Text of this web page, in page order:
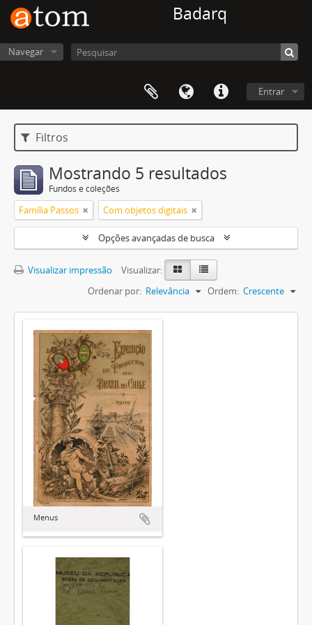
Badarq
Navegar
Entrar
Filtros
Mostrando 5 resultados
Fundos e coleções
Família Passos Com objetos digitais
Opções avançadas de busca
Visualizar impressão
Visualizar:
Ordenar por: Relevância Ordem: Crescente
Menus